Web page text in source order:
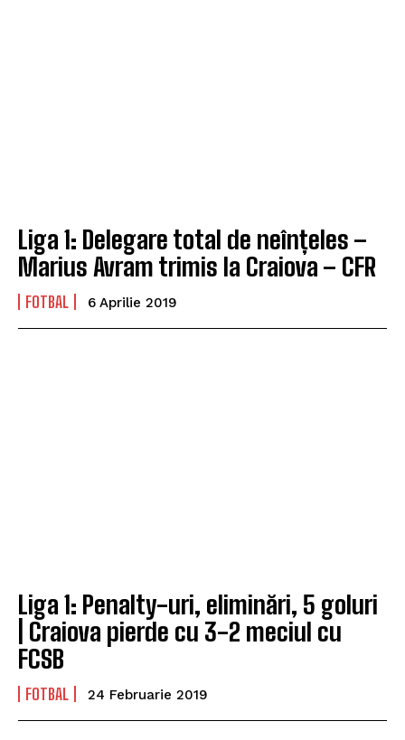
Liga 1: Delegare total de neînțeles –
Marius Avram trimis la Craiova – CFR
FOTBAL 6 Aprilie 2019
Liga 1: Penalty-uri, eliminări, 5 goluri
| Craiova pierde cu 3-2 meciul cu
FCSB
FOTBAL 24 Februarie 2019